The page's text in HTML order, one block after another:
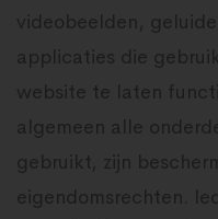
videobeelden,
applicaties die
website te laten
algemeen alle
gebruikt, zijn
eigendomsrechten.